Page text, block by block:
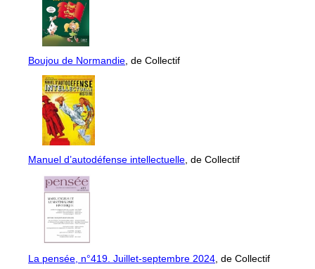
Boujou de Normandie , de Collectif
Manuel d’autodéfense intellectuelle , de Collectif
La pensée, n°419. Juillet-septembre 2024 , de Collectif